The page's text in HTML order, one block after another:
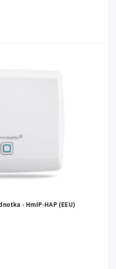
- HmIP-HAP (EEU)